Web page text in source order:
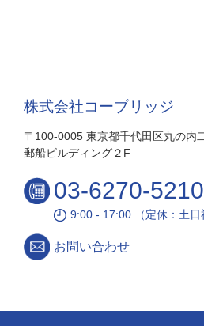
株式会社コーブリッジ
〒100-0005 東京都千代田区丸の内
郵船ビルディング２F
03-6270-5210
9:00 - 17:00 （定休：土日
お問い合わせ